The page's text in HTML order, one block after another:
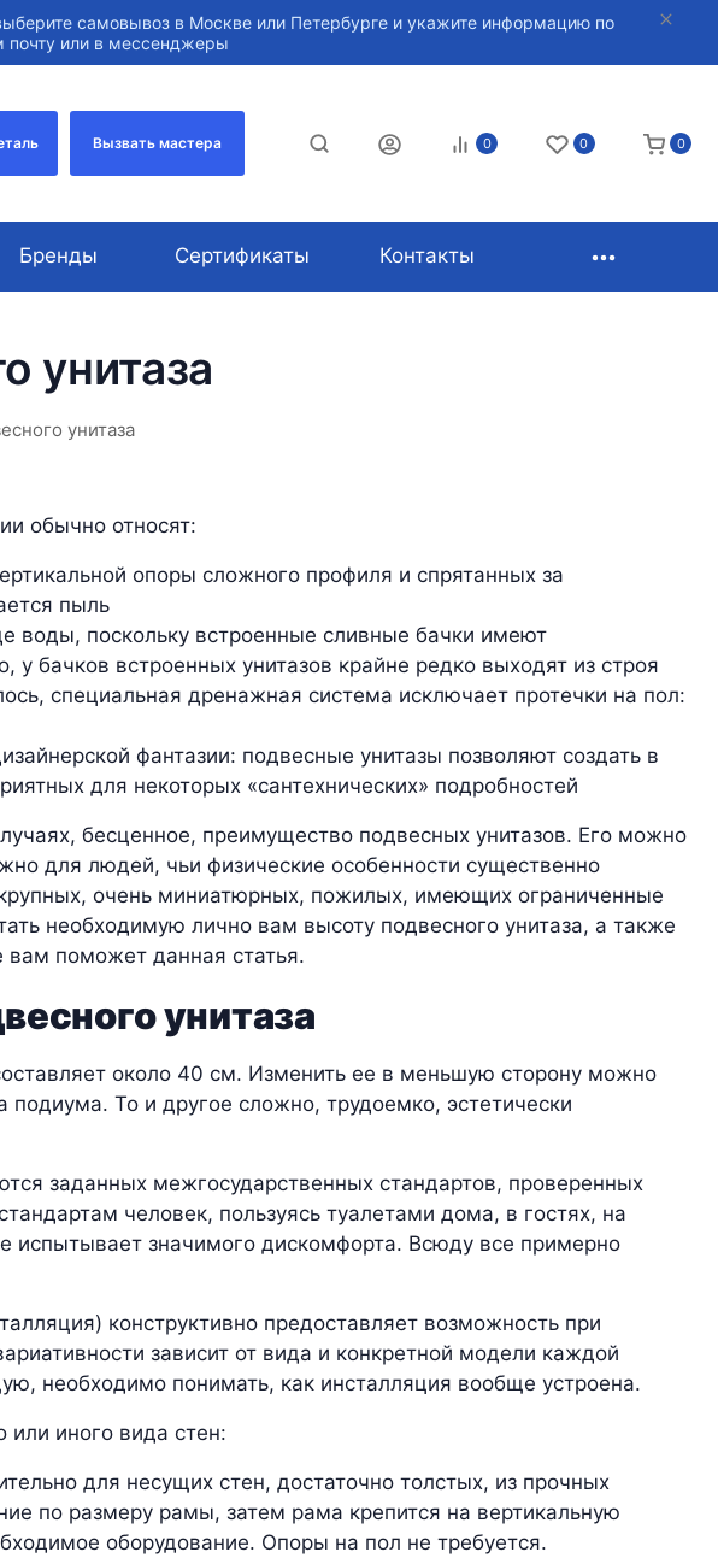
самовывоз в Москве или Петербурге и укажите информацию по
почту или в мессенджеры
Вызвать мастера 0 0 0
Бренды Сертификаты Контакты
унитаза
унитаза
обычно относят:
опоры сложного профиля и спрятанных за
пыль
воды, поскольку встроенные сливные бачки имеют
бачков встроенных унитазов крайне редко выходят из строя
специальная дренажная система исключает протечки на пол:
фантазии: подвесные унитазы позволяют создать в
для некоторых «сантехнических» подробностей
бесценное, преимущество подвесных унитазов. Его можно
для людей, чьи физические особенности существенно
очень миниатюрных, пожилых, имеющих ограниченные
необходимую лично вам высоту подвесного унитаза, а также
поможет данная статья.
унитаза
около 40 см. Изменить ее в меньшую сторону можно
То и другое сложно, трудоемко, эстетически
заданных межгосударственных стандартов, проверенных
человек, пользуясь туалетами дома, в гостях, на
испытывает значимого дискомфорта. Всюду все примерно
конструктивно предоставляет возможность при
зависит от вида и конкретной модели каждой
необходимо понимать, как инсталляция вообще устроена.
или иного вида стен:
для несущих стен, достаточно толстых, из прочных
по размеру рамы, затем рама крепится на вертикальную
оборудование. Опоры на пол не требуется.